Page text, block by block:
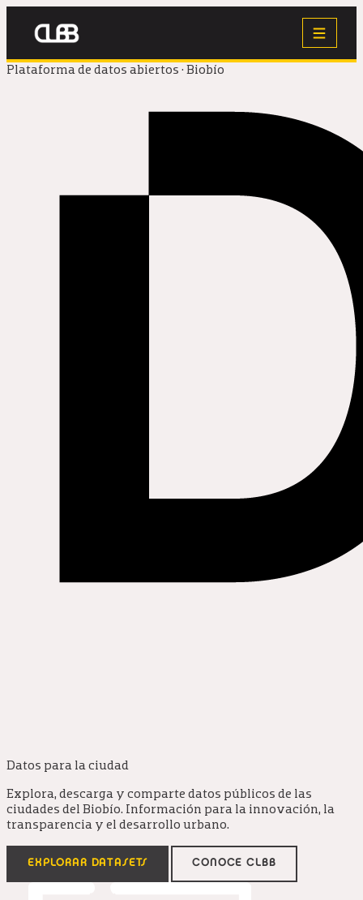
Plataforma de datos abiertos · Biobío
Datos para la ciudad
Explora, descarga y comparte datos públicos de las
ciudades del Biobío. Información para la innovación, la
transparencia y el desarrollo urbano.
EXPLORAR DATASETS CONOCE CLBB